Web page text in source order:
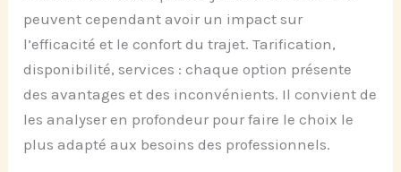
peuvent cependant avoir un impact sur
l’efficacité et le confort du trajet. Tarification,
disponibilité, services : chaque option présente
des avantages et des inconvénients. Il convient de
les analyser en profondeur pour faire le choix le
plus adapté aux besoins des professionnels.